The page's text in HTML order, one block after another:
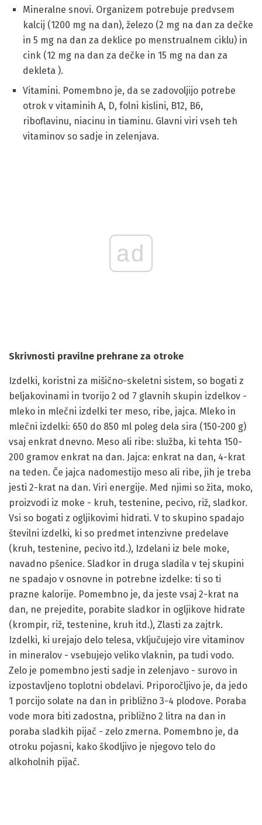
Mineralne snovi. Organizem potrebuje predvsem
kalcij (1200 mg na dan), železo (2 mg na dan za dečke
in 5 mg na dan za deklice po menstrualnem ciklu) in
cink (12 mg na dan za dečke in 15 mg na dan za
dekleta ).
Vitamini. Pomembno je, da se zadovoljijo potrebe
otrok v vitaminih A, D, folni kislini, B12, B6,
riboflavinu, niacinu in tiaminu. Glavni viri vseh teh
vitaminov so sadje in zelenjava.
ad
Skrivnosti pravilne prehrane za otroke
Izdelki, koristni za mišično-skeletni sistem, so bogati z
beljakovinami in tvorijo 2 od 7 glavnih skupin izdelkov -
mleko in mlečni izdelki ter meso, ribe, jajca. Mleko in
mlečni izdelki: 650 do 850 ml poleg dela sira (150-200 g)
vsaj enkrat dnevno. Meso ali ribe: služba, ki tehta 150-
200 gramov enkrat na dan. Jajca: enkrat na dan, 4-krat
na teden. Če jajca nadomestijo meso ali ribe, jih je treba
jesti 2-krat na dan. Viri energije. Med njimi so žita, moko,
proizvodi iz moke - kruh, testenine, pecivo, riž, sladkor.
Vsi so bogati z ogljikovimi hidrati. V to skupino spadajo
številni izdelki, ki so predmet intenzivne predelave
(kruh, testenine, pecivo itd.), Izdelani iz bele moke,
navadno pšenice. Sladkor in druga sladila v tej skupini
ne spadajo v osnovne in potrebne izdelke: ti so ti
prazne kalorije. Pomembno je, da jeste vsaj 2-krat na
dan, ne prejedite, porabite sladkor in ogljikove hidrate
(krompir, riž, testenine, kruh itd.), Zlasti za zajtrk.
Izdelki, ki urejajo delo telesa, vključujejo vire vitaminov
in mineralov - vsebujejo veliko vlaknin, pa tudi vodo.
Zelo je pomembno jesti sadje in zelenjavo - surovo in
izpostavljeno toplotni obdelavi. Priporočljivo je, da jedo
1 porcijo solate na dan in približno 3-4 plodove. Poraba
vode mora biti zadostna, približno 2 litra na dan in
poraba sladkih pijač - zelo zmerna. Pomembno je, da
otroku pojasni, kako škodljivo je njegovo telo do
alkoholnih pijač.